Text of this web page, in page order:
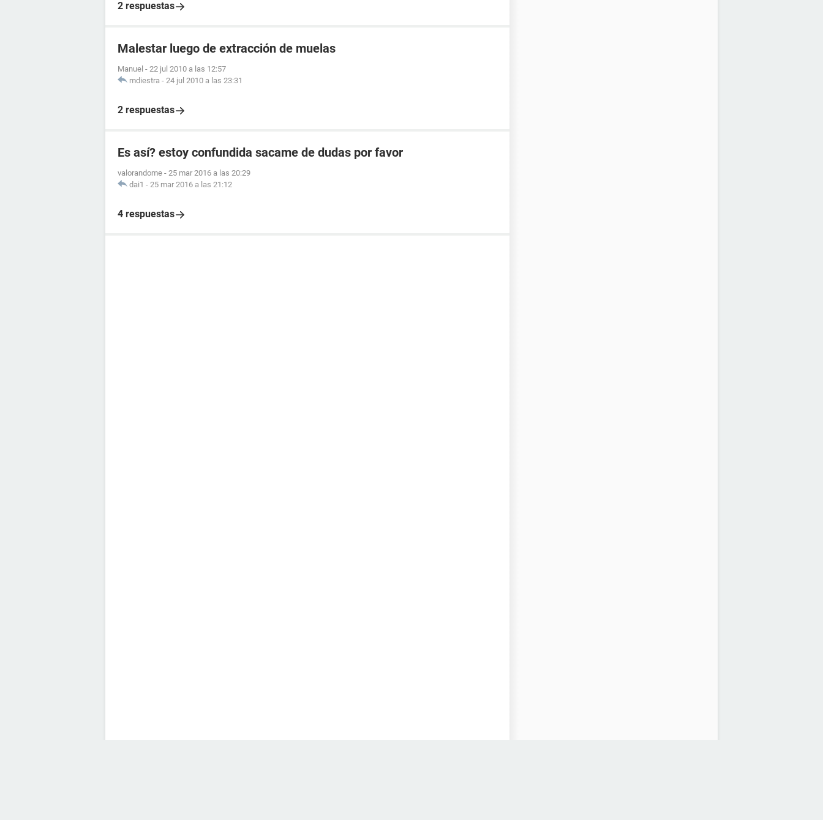
2 respuestas
Malestar luego de extracción de muelas
Manuel - 22 jul 2010 a las 12:57
mdiestra - 24 jul 2010 a las 23:31
2 respuestas
Es así? estoy confundida sacame de dudas por favor
valorandome - 25 mar 2016 a las 20:29
dai1 - 25 mar 2016 a las 21:12
4 respuestas